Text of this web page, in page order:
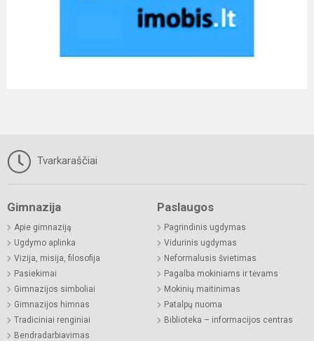
Tvarkaraščiai
Gimnazija
Apie gimnaziją
Ugdymo aplinka
Vizija, misija, filosofija
Pasiekimai
Gimnazijos simboliai
Gimnazijos himnas
Tradiciniai renginiai
Bendradarbiavimas
Paslaugos
Pagrindinis ugdymas
Vidurinis ugdymas
Neformalusis švietimas
Pagalba mokiniams ir tėvams
Mokinių maitinimas
Patalpų nuoma
Biblioteka – informacijos centras